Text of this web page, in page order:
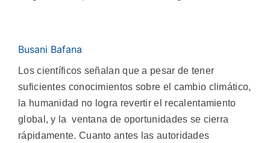
Busani Bafana
Los científicos señalan que a pesar de tener
suficientes conocimientos sobre el cambio climático,
la humanidad no logra revertir el recalentamiento
global, y la ventana de oportunidades se cierra
rápidamente. Cuanto antes las autoridades